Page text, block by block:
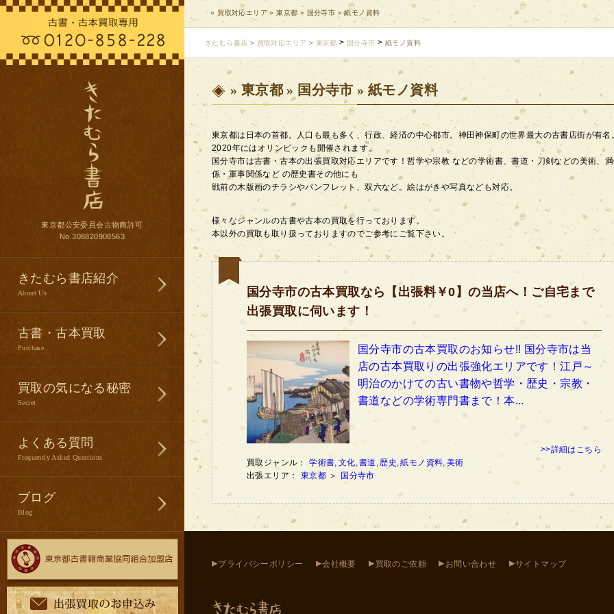
» 買取対応エリア » 東京都 » 国分寺市 » 紙モノ資料
きたむら書店 > 買取対応エリア > 東京都 > 国分寺市 > 紙モノ資料
» 東京都 » 国分寺市 » 紙モノ資料
東京都は日本の首都。人口も最も多く、行政、経済の中心都市。神田神保町の世界最大の古書店街が有名
2020年にはオリンピックも開催されます。
国分寺市は古書・古本の出張買取対応エリアです！哲学や宗教 などの学術書、書道・刀剣などの美術、
係・軍事関係など の歴史書その他にも
戦前の木版画のチラシやパンフレット、双六など。絵はがきや写真なども対応。
様々なジャンルの古書や古本の買取を行っております。
本以外の買取も取り扱っておりますのでご参考にご覧下さい。
国分寺市の古本買取なら【出張料￥0】の当店へ！ご自宅まで
出張買取に伺います！
国分寺市の古本買取のお知らせ!! 国分寺市は当
店の古本買取りの出張強化エリアです！江戸～
明治のかけての古い書物や哲学・歴史・宗教・
書道などの学術専門書まで！本...
>>詳細はこちら
買取ジャンル： 学術書, 文化,書道,歴史,紙モノ資料, 美術
出張エリア： 東京都 ＞ 国分寺市
▸プライバシーポリシー ▸会社概要 ▸ 買取のご依頼 ▸ お問い合わせ ▸サイトマップ
東京都公安委員会古物商許可
No.308820908563
きたむら書店紹介
About Us
古書・古本買取
Purchase
買取の気になる秘密
Secret
よくある質問
Frequently Asked Questions
ブログ
Blog